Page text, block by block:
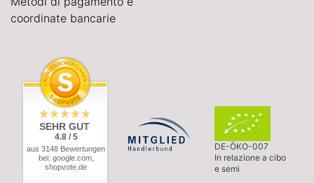
coordinate bancarie
SEHR GUT
4.8 / 5
aus 3148 Bewertungen
bei: google.com,
shopvote.de
DE-ÖKO-007
In relazione a cibo
e semi